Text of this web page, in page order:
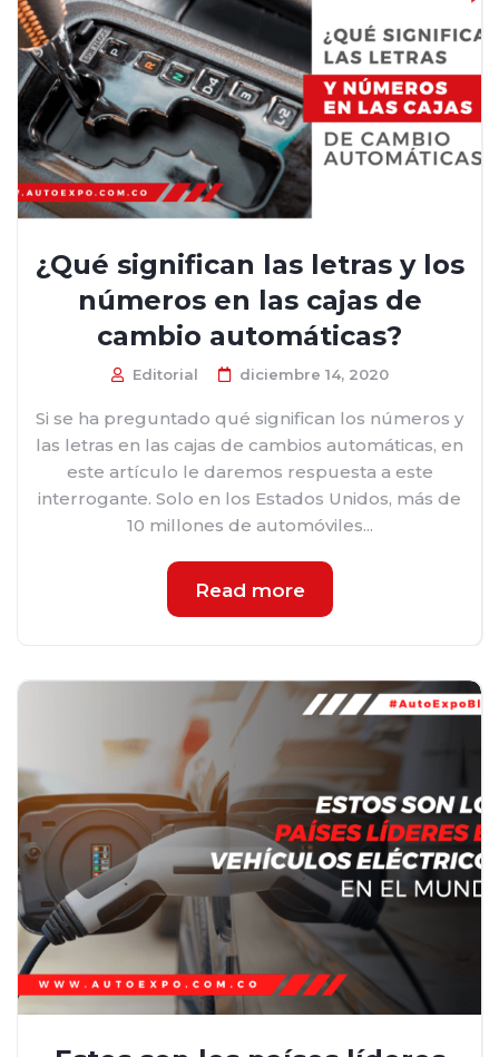
¿Qué significan las letras y los
números en las cajas de
cambio automáticas?
Editorial diciembre 14, 2020
Si se ha preguntado qué significan los números y
las letras en las cajas de cambios automáticas, en
este artículo le daremos respuesta a este
interrogante. Solo en los Estados Unidos, más de
10 millones de automóviles...
Read more